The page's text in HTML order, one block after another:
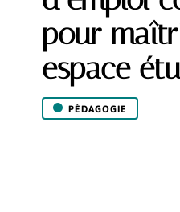
pour
espace
PÉDAGOGIE